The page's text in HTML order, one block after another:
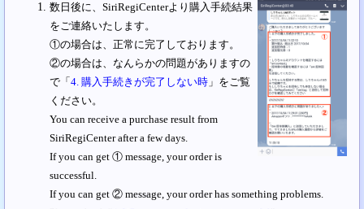
数日後に、SiriRegiCenterより購入手続結果
をご連絡いたします。
①の場合は、正常に完了しております。
②の場合は、なんらかの問題がありますの
で「4. 購入手続きが完了しない時 」をご覧
ください。
You can receive a purchase result from
SiriRegiCenter after a few days.
If you can get ① message, your order is
successful.
If you can get ② message, your order has something problems.